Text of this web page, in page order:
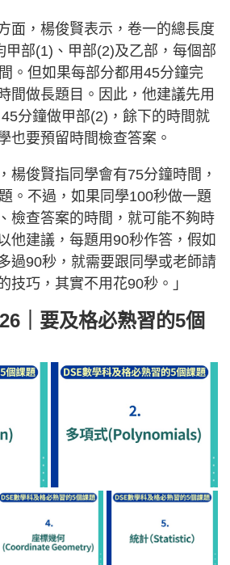
面，楊俊賢表示，卷一的總長度
甲部(1)、甲部(2)及乙部，每個部
。但如果每部分都用45分鐘完
間做長題目。因此，他建議先用
分鐘做甲部(2)，餘下的時間就
也要預留時間檢查答案。
楊俊賢指同學會有75分鐘時間，
。不過，如果同學100秒做一題
檢查答案的時間，就可能不夠時
他建議，每題用90秒作答，假如
過90秒，就需要跟同學或老師請
技巧，其實不用花90秒。」
｜要及格必熟習的5個